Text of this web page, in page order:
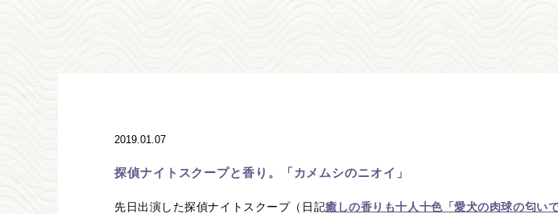
2019.01.07
探偵ナイトスクープと香り。「カメムシのニオイ」
先日出演した探偵ナイトスクープ（日記癒しの香りも十人十色「愛犬の肉球の匂い